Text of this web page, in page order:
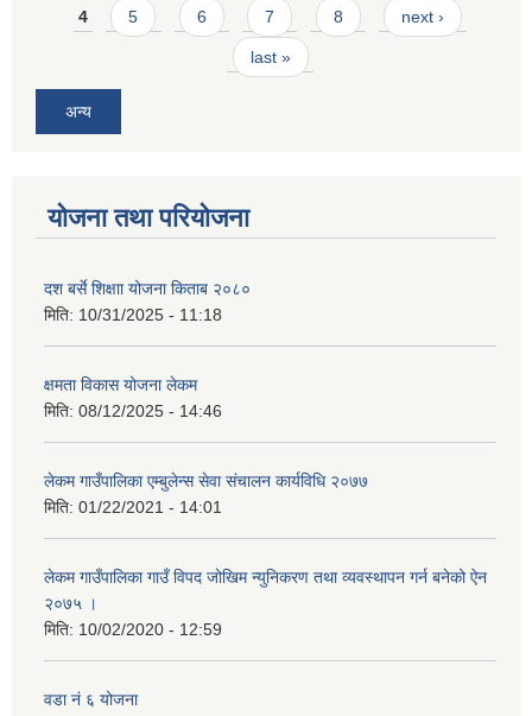
4 5 6 7 8 next ›
last »
अन्य
योजना तथा परियोजना
दश बर्से शिक्षाा योजना किताब २०८०
मिति: 10/31/2025 - 11:18
क्षमता विकास योजना लेकम
मिति: 08/12/2025 - 14:46
लेकम गाउँपालिका एम्बुलेन्स सेवा संचालन कार्यविधि २०७७
मिति: 01/22/2021 - 14:01
लेकम गाउँपालिका गाउँ विपद जोखिम न्युनिकरण तथा व्यवस्थापन गर्न बनेको ऐन
२०७५ ।
मिति: 10/02/2020 - 12:59
वडा नं ६ योजना